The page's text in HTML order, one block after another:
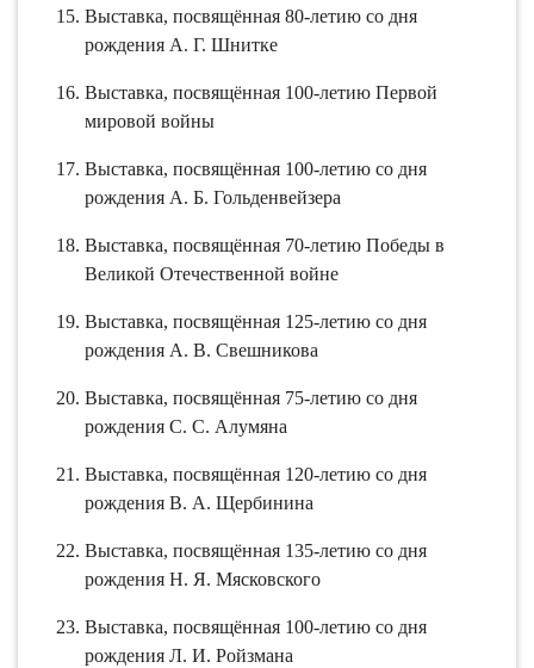
Выставка, посвящённая 80-летию со дня
рождения А. Г. Шнитке
Выставка, посвящённая 100-летию Первой
мировой войны
Выставка, посвящённая 100-летию со дня
рождения А. Б. Гольденвейзера
Выставка, посвящённая 70-летию Победы в
Великой Отечественной войне
Выставка, посвящённая 125-летию со дня
рождения А. В. Свешникова
Выставка, посвящённая 75-летию со дня
рождения С. С. Алумяна
Выставка, посвящённая 120-летию со дня
рождения В. А. Щербинина
Выставка, посвящённая 135-летию со дня
рождения Н. Я. Мясковского
Выставка, посвящённая 100-летию со дня
рождения Л. И. Ройзмана